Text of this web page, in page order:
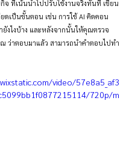
จ ที่เน้นนำไปปรับใช้งานจริงทันที เขียน
ดเป็นขั้นตอน เช่น การใช้ AI คิดคอน
งไงบ้าง และหลังจากนั้นให้คุณตรวจ
ว่าตอบมาแล้ว สามารถนำคำตอบไปทำ
video/57e8a5_af3
720p/m